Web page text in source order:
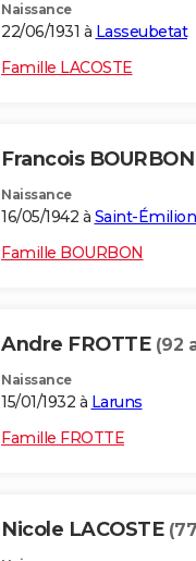
Naissance
22/06/1931 à Lasseubetat
Famille LACOSTE
Francois BOURBON
Naissance
16/05/1942 à Saint-Émilion
Famille BOURBON
Andre FROTTE (92
Naissance
15/01/1932 à Laruns
Famille FROTTE
Nicole LACOSTE